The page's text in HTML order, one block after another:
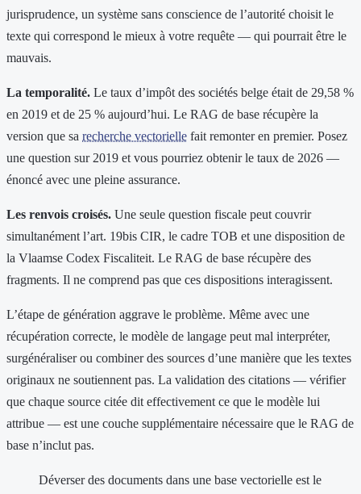
jurisprudence, un système sans conscience de l’autorité choisit le
texte qui correspond le mieux à votre requête — qui pourrait être le
mauvais.
La temporalité. Le taux d’impôt des sociétés belge était de 29,58 %
en 2019 et de 25 % aujourd’hui. Le RAG de base récupère la
version que sa recherche vectorielle fait remonter en premier. Posez
une question sur 2019 et vous pourriez obtenir le taux de 2026 —
énoncé avec une pleine assurance.
Les renvois croisés. Une seule question fiscale peut couvrir
simultanément l’art. 19bis CIR, le cadre TOB et une disposition de
la Vlaamse Codex Fiscaliteit. Le RAG de base récupère des
fragments. Il ne comprend pas que ces dispositions interagissent.
L’étape de génération aggrave le problème. Même avec une
récupération correcte, le modèle de langage peut mal interpréter,
surgénéraliser ou combiner des sources d’une manière que les textes
originaux ne soutiennent pas. La validation des citations — vérifier
que chaque source citée dit effectivement ce que le modèle lui
attribue — est une couche supplémentaire nécessaire que le RAG de
base n’inclut pas.
Déverser des documents dans une base vectorielle est le